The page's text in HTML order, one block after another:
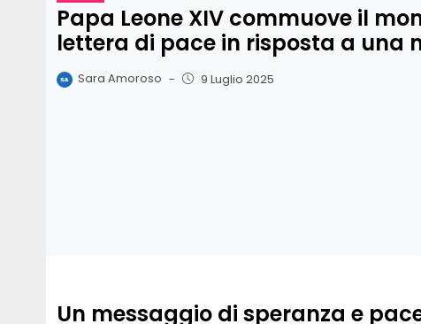
Papa Leone XIV commuove il
lettera di pace in risposta a una
Sara Amoroso - 9 Luglio 2025
Un messaggio di speranza e